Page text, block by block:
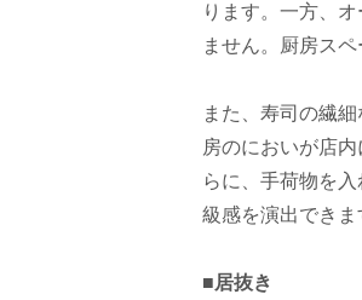
ります。一方、
ません。厨房ス
また、寿司の繊
房のにおいが店
らに、手荷物を
級感を演出できま
■居抜き